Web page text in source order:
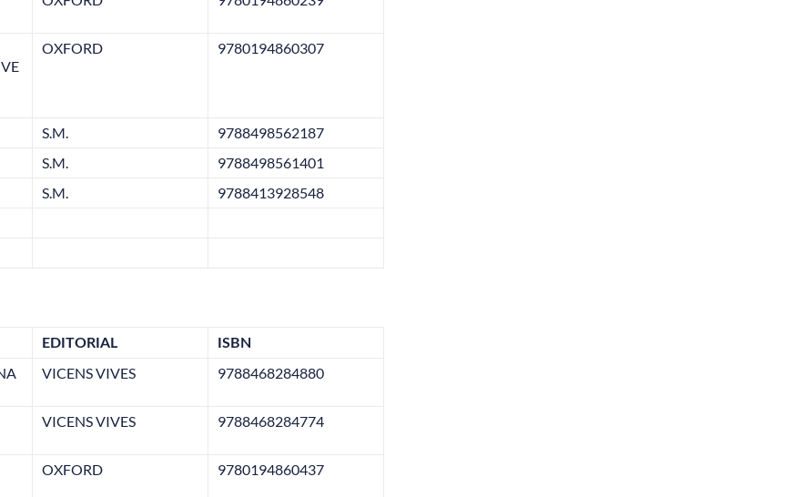
OXFORD 9780194860307
S.M.
9788498562187
S.M.
9788498561401
S.M.
9788413928548
EDITORIAL ISBN
VICENS VIVES 9788468284880
VICENS VIVES 9788468284774
OXFORD 9780194860437